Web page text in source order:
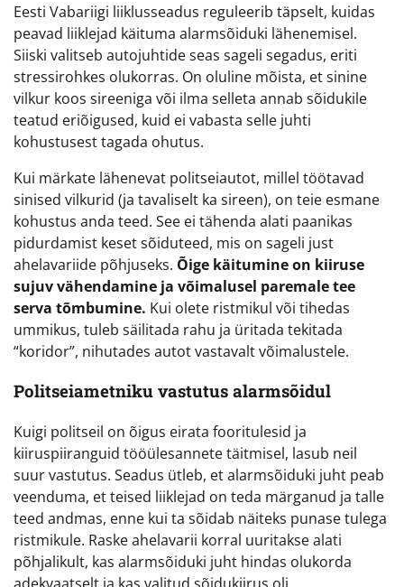
Eesti Vabariigi liiklusseadus reguleerib täpselt, kuidas
peavad liiklejad käituma alarmsõiduki lähenemisel.
Siiski valitseb autojuhtide seas sageli segadus, eriti
stressirohkes olukorras. On oluline mõista, et sinine
vilkur koos sireeniga või ilma selleta annab sõidukile
teatud eriõigused, kuid ei vabasta selle juhti
kohustusest tagada ohutus.
Kui märkate lähenevat politseiautot, millel töötavad
sinised vilkurid (ja tavaliselt ka sireen), on teie esmane
kohustus anda teed. See ei tähenda alati paanikas
pidurdamist keset sõiduteed, mis on sageli just
ahelavariide põhjuseks. Õige käitumine on kiiruse
sujuv vähendamine ja võimalusel paremale tee
serva tõmbumine. Kui olete ristmikul või tihedas
ummikus, tuleb säilitada rahu ja üritada tekitada
“koridor”, nihutades autot vastavalt võimalustele.
Politseiametniku vastutus alarmsõidul
Kuigi politseil on õigus eirata fooritulesid ja
kiiruspiiranguid tööülesannete täitmisel, lasub neil
suur vastutus. Seadus ütleb, et alarmsõiduki juht peab
veenduma, et teised liiklejad on teda märganud ja talle
teed andmas, enne kui ta sõidab näiteks punase tulega
ristmikule. Raske ahelavarii korral uuritakse alati
põhjalikult, kas alarmsõiduki juht hindas olukorda